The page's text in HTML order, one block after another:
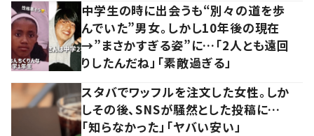
中学生の時に出会うも“別々の道を歩
んでいた”男女。しかし10年後の現在
→”まさかすぎる姿”に…「2人とも遠回
りしたんだね」「素敵過ぎる」
スタバでワッフルを注文した女性。しか
しその後、SNSが騒然とした投稿に…
「知らなかった」「ヤバい安い」